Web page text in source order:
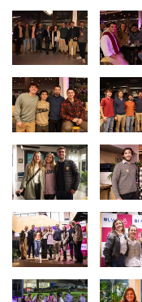
Imagen Imagen
Imagen Imagen
Imagen Imagen
Imagen Imagen
Imagen Imagen